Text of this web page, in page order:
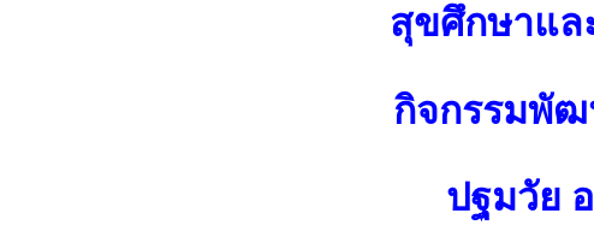
สุขศึกษาแล
กิจกรรมพัฒ
ปฐมวัย